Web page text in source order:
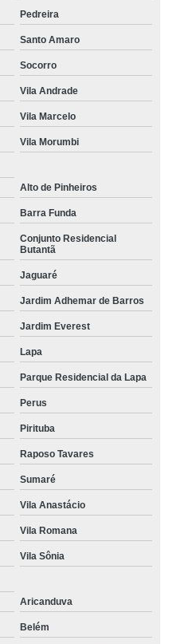
Pedreira
Santo Amaro
Socorro
Vila Andrade
Vila Marcelo
Vila Morumbi
Alto de Pinheiros
Barra Funda
Conjunto Residencial
Butantã
Jaguaré
Jardim Adhemar de Barros
Jardim Everest
Lapa
Parque Residencial da Lapa
Perus
Pirituba
Raposo Tavares
Sumaré
Vila Anastácio
Vila Romana
Vila Sônia
Aricanduva
Belém